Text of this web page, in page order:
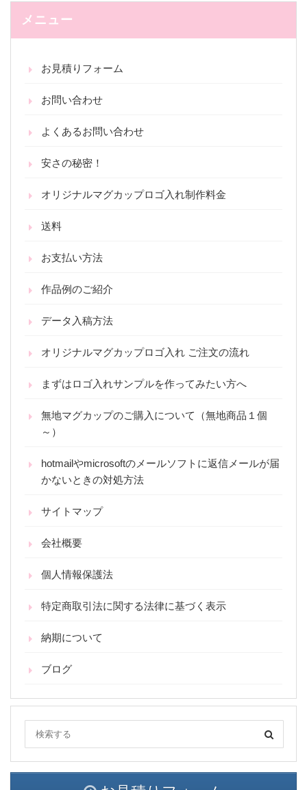
メニュー
お見積りフォーム
お問い合わせ
よくあるお問い合わせ
安さの秘密！
オリジナルマグカップロゴ入れ制作料金
送料
お支払い方法
作品例のご紹介
データ入稿方法
オリジナルマグカップロゴ入れ ご注文の流れ
まずはロゴ入れサンプルを作ってみたい方へ
無地マグカップのご購入について（無地商品１個
～）
hotmailやmicrosoftのメールソフトに返信メールが届
かないときの対処方法
サイトマップ
会社概要
個人情報保護法
特定商取引法に関する法律に基づく表示
納期について
ブログ